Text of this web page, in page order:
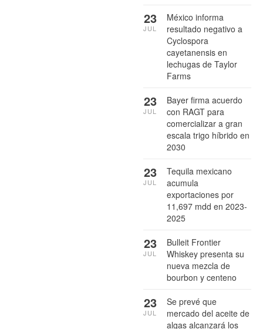
México informa
resultado negativo a
Cyclospora
cayetanensis en
lechugas de Taylor
Farms
23
JUL
Bayer firma acuerdo
con RAGT para
comercializar a gran
escala trigo híbrido en
2030
23
JUL
Tequila mexicano
acumula
exportaciones por
11,697 mdd en 2023-
2025
23
JUL
Bulleit Frontier
Whiskey presenta su
nueva mezcla de
bourbon y centeno
23
JUL
Se prevé que
mercado del aceite de
algas alcanzará los
23
JUL